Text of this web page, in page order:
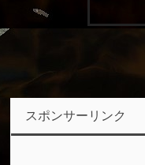
スポンサーリンク